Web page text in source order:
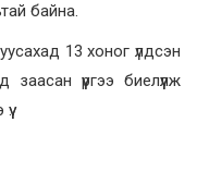
байна.
13 хоног үлдсэн
үүргээ биелүүлж